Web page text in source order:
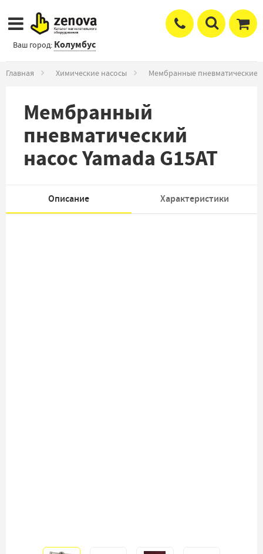
Ваш город: Колумбус
Главная Химические насосы Мембранные пневматические
Мембранный
пневматический
насос Yamada G15AT
Описание Характеристики